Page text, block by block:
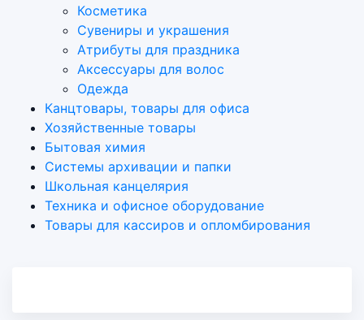
Косметика
Сувениры и украшения
Атрибуты для праздника
Аксеcсуары для волос
Одежда
Канцтовары, товары для офиса
Хозяйственные товары
Бытовая химия
Системы архивации и папки
Школьная канцелярия
Техника и офисное оборудование
Товары для кассиров и опломбирования